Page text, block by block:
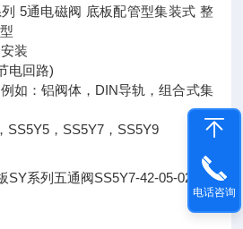
列 5通电磁阀 底板配管型集装式 整
装
电回路)
如：铝阀体，DIN导轨，组合式集
SS5Y5，SS5Y7，SS5Y9
SY系列五通阀SS5Y7-42-05-02
电话咨询